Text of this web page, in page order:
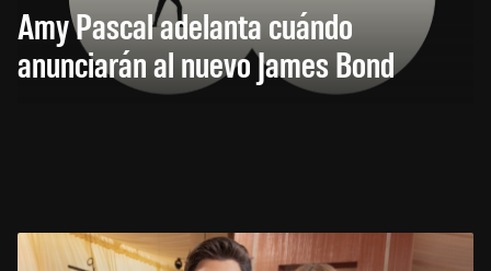
Amy Pascal adelanta cuándo
anunciarán al nuevo James Bond